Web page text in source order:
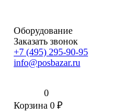
Оборудование
Заказать звонок
+7 (495) 295-90-95
info@posbazar.ru
0
Корзина 0 ₽